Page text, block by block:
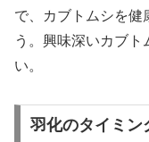
で、カブトムシを健
う。興味深いカブト
い。
羽化のタイミン